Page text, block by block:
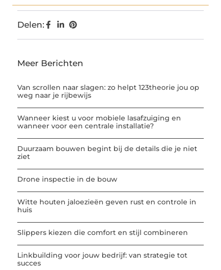
Delen:
Meer Berichten
Van scrollen naar slagen: zo helpt 123theorie jou op
weg naar je rijbewijs
Wanneer kiest u voor mobiele lasafzuiging en
wanneer voor een centrale installatie?
Duurzaam bouwen begint bij de details die je niet
ziet
Drone inspectie in de bouw
Witte houten jaloezieën geven rust en controle in
huis
Slippers kiezen die comfort en stijl combineren
Linkbuilding voor jouw bedrijf: van strategie tot
succes